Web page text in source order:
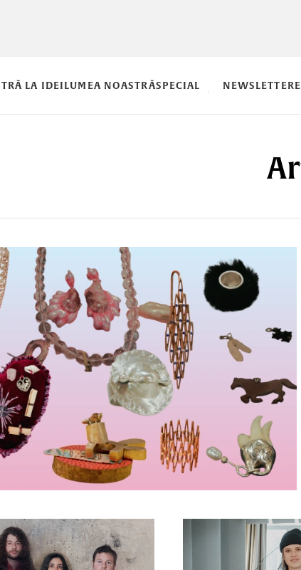
LA IDEILUMEA NOASTRĂSPECIAL NEWSLETTERE